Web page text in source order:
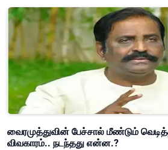
வைரமுத்துவின் பேச்சால் மீண்டும்
விவகாரம்.. நடந்தது என்ன.?